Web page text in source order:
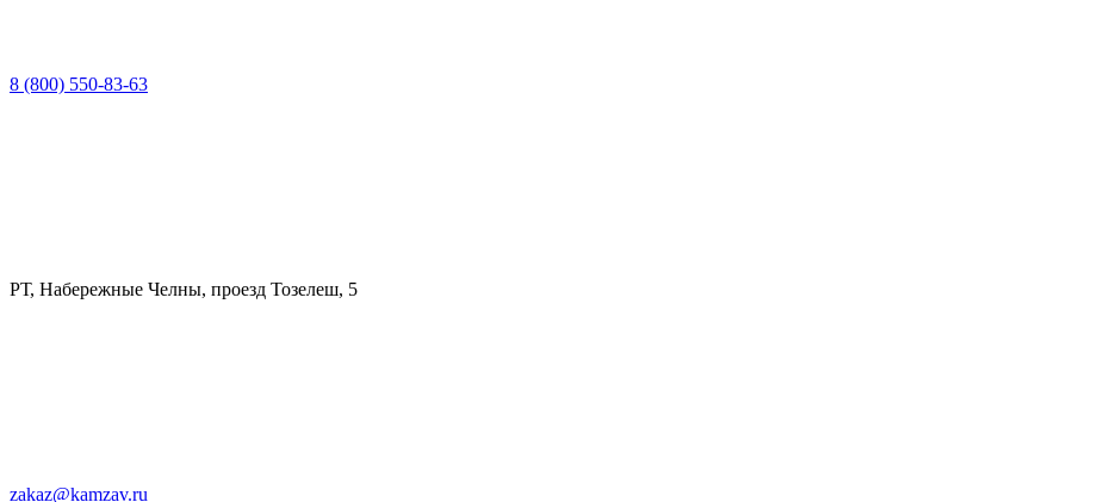
8 (800) 550-83-63
РТ, Набережные Челны, проезд Тозелеш, 5
zakaz@kamzav.ru